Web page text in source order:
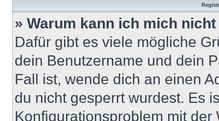
» Warum kann ich mich
Dafür gibt es viele mögliche
dein Benutzername und dein
Fall ist, wende dich an einen
du nicht gesperrt wurdest. Es
Konfigurationsproblem mit